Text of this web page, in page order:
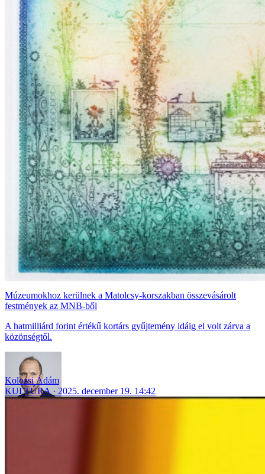
Múzeumokhoz kerülnek a Matolcsy-korszakban összevásárolt
festmények az MNB-ből
A hatmilliárd forint értékű kortárs gyűjtemény idáig el volt zárva a
közönségtől.
Kolozsi Ádám
KULTÚRA
2025. december 19. 14:42